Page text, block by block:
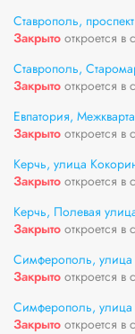
Ставрополь,
Закрыто откроется
Ставрополь,
Закрыто откроется
Евпатория,
Закрыто откроется
Керчь, улица
Закрыто откроется
Керчь, Полевая
Закрыто откроется
Симферополь,
Закрыто откроется
Симферополь, улица
Закрыто откроется